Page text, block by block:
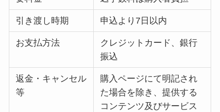
引き渡し時期 申込より7日以内
お支払方法
クレジットカード、銀行
振込
返金・キャンセル
等
購入ページにて明記され
た場合を除き、提供する
コンテンツ及びサービス